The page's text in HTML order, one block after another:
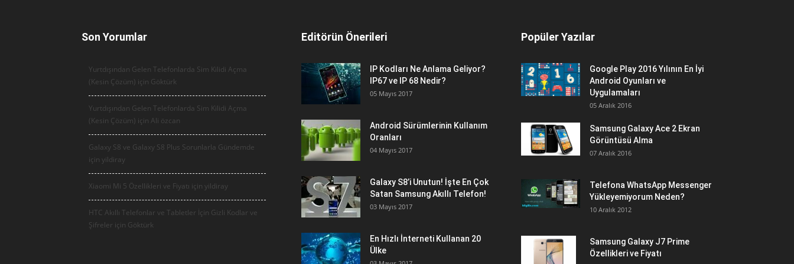
Son Yorumlar
Yurtdışından Gelen Telefonlarda Sim Kilidi Açma
(Kesin Çözüm) için Göktürk
Yurtdışından Gelen Telefonlarda Sim Kilidi Açma
(Kesin Çözüm) için Ali özcan
Galaxy S8 ve Galaxy S8 Plus Sorunlarla Gündemde
için yildiray
Xiaomi Mi 5 Özellikleri ve Fiyatı için yildiray
HTC Akıllı Telefonlar ve Tabletler İçin Gizli Kodlar ve
Şifreler için Göktürk
Editörün Önerileri
IP Kodları Ne Anlama Geliyor?
IP67 ve IP 68 Nedir?
05 Mayıs 2017
Android Sürümlerinin Kullanım
Oranları
04 Mayıs 2017
Galaxy S8’i Unutun! İşte En Çok
Satan Samsung Akıllı Telefon!
03 Mayıs 2017
En Hızlı İnterneti Kullanan 20
Ülke
Popüler Yazılar
Google Play 2016 Yılının En İyi
Android Oyunları ve
Uygulamaları
05 Aralık 2016
Samsung Galaxy Ace 2 Ekran
Görüntüsü Alma
07 Aralık 2016
Telefona WhatsApp Messenger
Yükleyemiyorum Neden?
10 Aralık 2012
Samsung Galaxy J7 Prime
Özellikleri ve Fiyatı